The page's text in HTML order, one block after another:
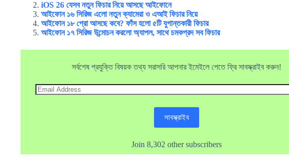
iOS 26 যেসব নতুন ফিচার নিয়ে আসছে আইফোনে
আইফোন ১৬ সিরিজ এলো নতুন ক্যামেরা ও এআই ফিচার নিয়ে
আইফোন ১৮ প্রো আসছে কবে? ফাঁস হলো ৫টি যুগান্তকারী ফিচার
আইফোন ১৭ সিরিজ উন্মোচন করলো অ্যাপল, সাথে চমকপ্রদ সব ফিচার
সর্বশেষ প্রযুক্তি বিষয়ক তথ্য সরাসরি আপনার ইমেইলে পেতে ফ্রি সাবস্ক্রাইব করুন!
Email
Address
সাবস্ক্রাইব
Join 8,302 other subscribers